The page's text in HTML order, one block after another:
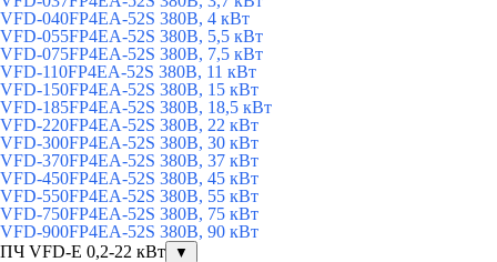
VFD-040FP4EA-52S 380В, 4 кВт
VFD-055FP4EA-52S 380В, 5,5 кВт
VFD-075FP4EA-52S 380В, 7,5 кВт
VFD-110FP4EA-52S 380В, 11 кВт
VFD-150FP4EA-52S 380В, 15 кВт
VFD-185FP4EA-52S 380В, 18,5 кВт
VFD-220FP4EA-52S 380В, 22 кВт
VFD-300FP4EA-52S 380В, 30 кВт
VFD-370FP4EA-52S 380В, 37 кВт
VFD-450FP4EA-52S 380В, 45 кВт
VFD-550FP4EA-52S 380В, 55 кВт
VFD-750FP4EA-52S 380В, 75 кВт
VFD-900FP4EA-52S 380В, 90 кВт
ПЧ VFD-E 0,2-22 кВт
▼